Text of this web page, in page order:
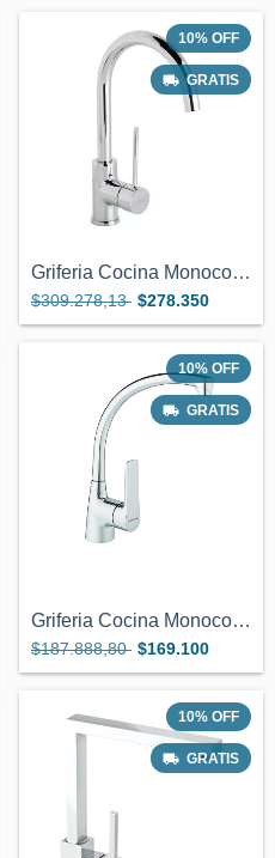
10% OFF
GRATIS
Griferia Cocina Monocomando Tau Cierre C...
$309.278,13 $278.350
10% OFF
GRATIS
Griferia Cocina Monocomando Cierre Ceram...
$187.888,80 $169.100
10% OFF
GRATIS